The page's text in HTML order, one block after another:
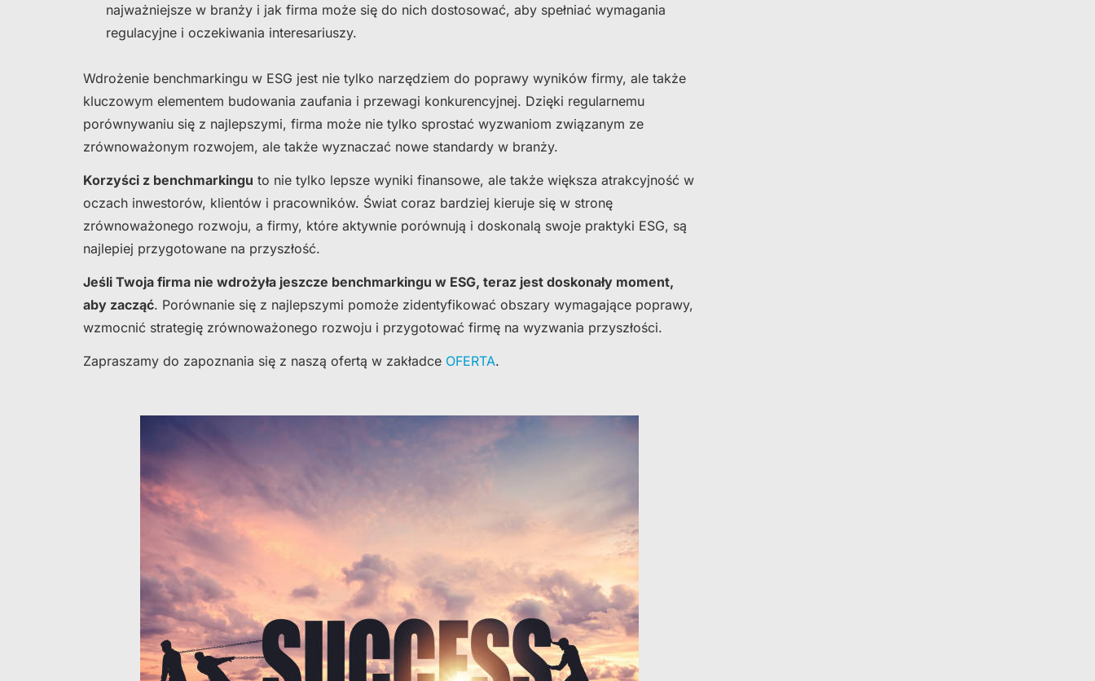
najważniejsze w branży i jak firma może się do nich dostosować, aby spełniać wymagania
regulacyjne i oczekiwania interesariuszy.
Wdrożenie benchmarkingu w ESG jest nie tylko narzędziem do poprawy wyników firmy, ale także
kluczowym elementem budowania zaufania i przewagi konkurencyjnej. Dzięki regularnemu
porównywaniu się z najlepszymi, firma może nie tylko sprostać wyzwaniom związanym ze
zrównoważonym rozwojem, ale także wyznaczać nowe standardy w branży.
Korzyści z benchmarkingu to nie tylko lepsze wyniki finansowe, ale także większa atrakcyjność w
oczach inwestorów, klientów i pracowników. Świat coraz bardziej kieruje się w stronę
zrównoważonego rozwoju, a firmy, które aktywnie porównują i doskonalą swoje praktyki ESG, są
najlepiej przygotowane na przyszłość.
Jeśli Twoja firma nie wdrożyła jeszcze benchmarkingu w ESG, teraz jest doskonały moment,
aby zacząć. Porównanie się z najlepszymi pomoże zidentyfikować obszary wymagające poprawy,
wzmocnić strategię zrównoważonego rozwoju i przygotować firmę na wyzwania przyszłości.
Zapraszamy do zapoznania się z naszą ofertą w zakładce OFERTA.